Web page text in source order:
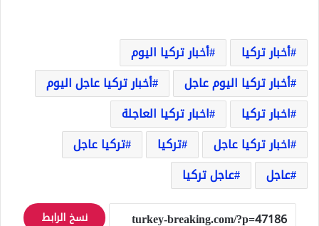
أخبار تركيا
أخبار تركيا اليوم
أخبار تركيا اليوم عاجل
أخبار تركيا عاجل اليوم
اخبار تركيا
اخبار تركيا العاجلة
اخبار تركيا عاجل
تركيا
تركيا عاجل
عاجل
عاجل تركيا
نسخ الرابط